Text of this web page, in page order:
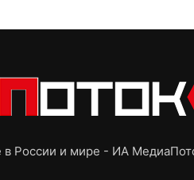
России и мире - ИА